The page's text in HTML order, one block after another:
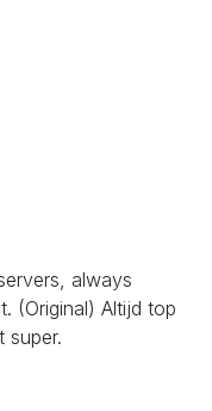
always
(Original) Altijd top
super.